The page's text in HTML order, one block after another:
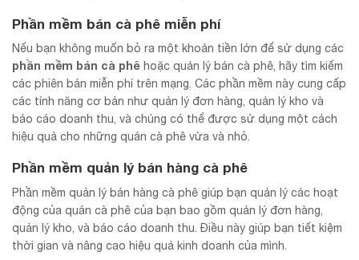
Phần mềm bán cà phê miễn phí
Nếu bạn không muốn bỏ ra một khoản tiền lớn để sử dụng các
phần mềm bán cà phê hoặc quản lý bán cà phê, hãy tìm kiếm
các phiên bản miễn phí trên mạng. Các phần mềm này cung cấp
các tính năng cơ bản như quản lý đơn hàng, quản lý kho và
báo cáo doanh thu, và chúng có thể được sử dụng một cách
hiệu quả cho những quán cà phê vừa và nhỏ.
Phần mềm quản lý bán hàng cà phê
Phần mềm quản lý bán hàng cà phê giúp bạn quản lý các hoạt
động của quán cà phê của bạn bao gồm quản lý đơn hàng,
quản lý kho, và báo cáo doanh thu. Điều này giúp bạn tiết kiệm
thời gian và nâng cao hiệu quả kinh doanh của mình.